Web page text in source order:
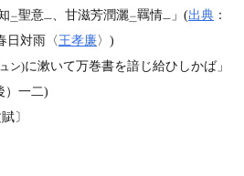
二聖意一 、甘滋芳潤灑二羈情一 」(出典 ：
日対雨〈王孝廉〉)
ン)に漱いて万巻書を諳じ給ひしかば」
）一二)
〕